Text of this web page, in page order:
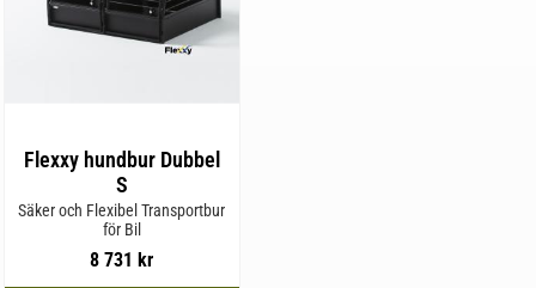
Flexxy hundbur Dubbel
S
Säker och Flexibel Transportbur
för Bil
8 731 kr